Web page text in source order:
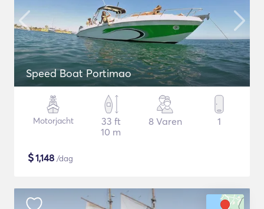
Speed Boat Portimao
Motorjacht
33 ft
10 m
8 Varen 1
$1,148 /dag